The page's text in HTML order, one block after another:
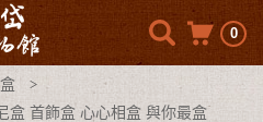
0
>
盒 首飾盒 心心相盒 與你最盒